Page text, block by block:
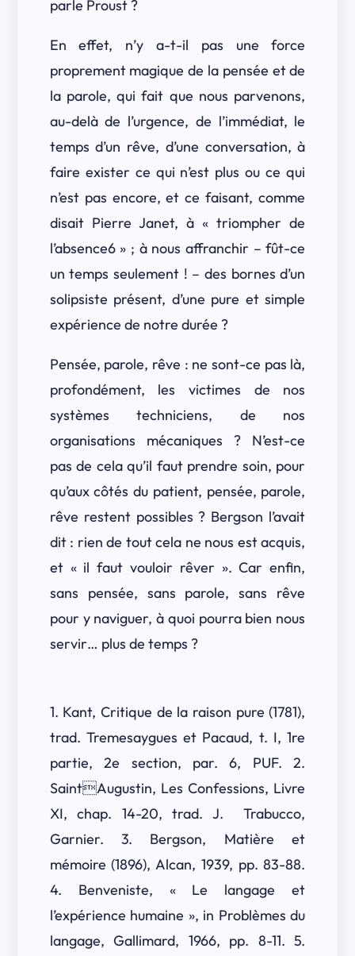
parle Proust ?
En effet, n’y a-t-il pas une force
proprement magique de la pensée et de
la parole, qui fait que nous parvenons,
au-delà de l’urgence, de l’immédiat, le
temps d’un rêve, d’une conversation, à
faire exister ce qui n’est plus ou ce qui
n’est pas encore, et ce faisant, comme
disait Pierre Janet, à « triompher de
l’absence6 » ; à nous affranchir – fût-ce
un temps seulement ! – des bornes d’un
solipsiste présent, d’une pure et simple
expérience de notre durée ?
Pensée, parole, rêve : ne sont-ce pas là,
profondément, les victimes de nos
systèmes techniciens, de nos
organisations mécaniques ? N’est-ce
pas de cela qu’il faut prendre soin, pour
qu’aux côtés du patient, pensée, parole,
rêve restent possibles ? Bergson l’avait
dit : rien de tout cela ne nous est acquis,
et « il faut vouloir rêver ». Car enfin,
sans pensée, sans parole, sans rêve
pour y naviguer, à quoi pourra bien nous
servir… plus de temps ?
1. Kant, Critique de la raison pure (1781),
trad. Tremesaygues et Pacaud, t. I, 1re
partie, 2e section, par. 6, PUF. 2.
SaintAugustin, Les Confessions, Livre
XI, chap. 14-20, trad. J. Trabucco,
Garnier. 3. Bergson, Matière et
mémoire (1896), Alcan, 1939, pp. 83-88.
4. Benveniste, « Le langage et
l’expérience humaine », in Problèmes du
langage, Gallimard, 1966, pp. 8-11. 5.